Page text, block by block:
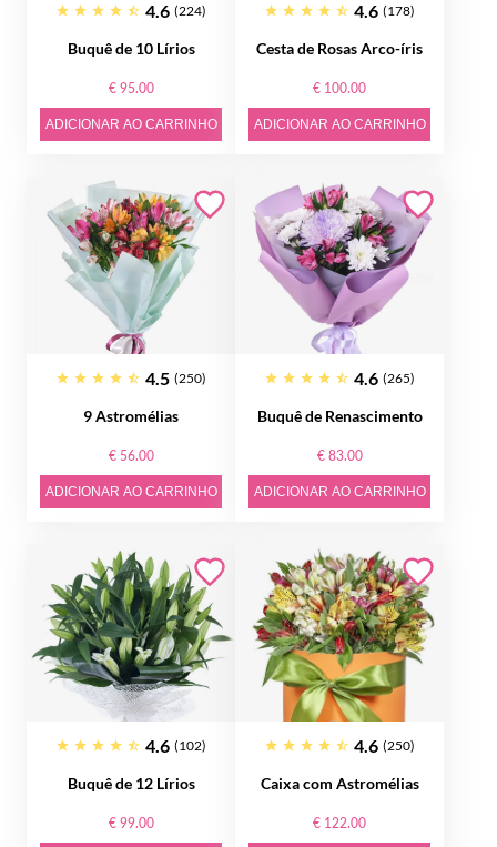
4.6 (224)
Buquê de 10 Lírios
€ 95.00
ADICIONAR AO CARRINHO
4.6 (178)
Cesta de Rosas Arco-íris
€ 100.00
ADICIONAR AO CARRINHO
4.5 (250)
9 Astromélias
€ 56.00
ADICIONAR AO CARRINHO
4.6 (265)
Buquê de Renascimento
€ 83.00
ADICIONAR AO CARRINHO
4.6 (102)
Buquê de 12 Lírios
€ 99.00
4.6 (250)
Caixa com Astromélias
€ 122.00